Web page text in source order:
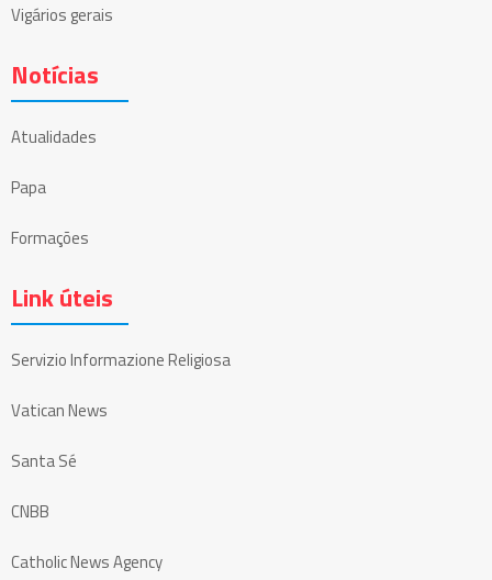
Vigários gerais
Notícias
Atualidades
Papa
Formações
Link úteis
Servizio Informazione Religiosa
Vatican News
Santa Sé
CNBB
Catholic News Agency